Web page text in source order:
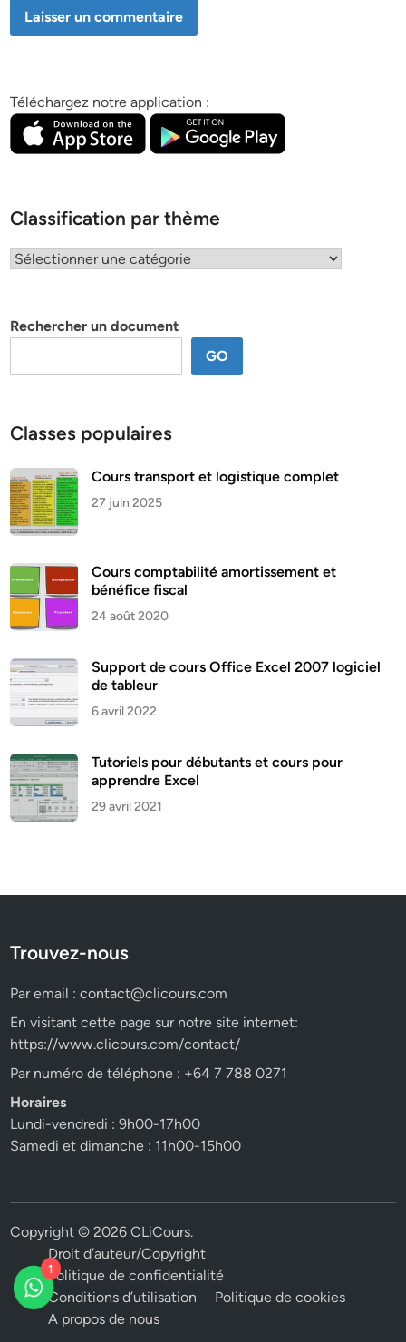
Téléchargez notre application :
Classification par thème
Classification
Rechercher un document
GO
Classes populaires
Cours transport et logistique complet
27 juin 2025
Cours comptabilité amortissement et
bénéfice fiscal
24 août 2020
Support de cours Office Excel 2007 logiciel
de tableur
6 avril 2022
Tutoriels pour débutants et cours pour
apprendre Excel
29 avril 2021
Trouvez-nous
Par email :contact@clicours.com
En visitant cette page sur notre site internet:
https://www.clicours.com/contact/
Par numéro de téléphone : +64 7 788 0271
Horaires
Lundi-vendredi : 9h00-17h00
Samedi et dimanche : 11h00-15h00
Copyright © 2026CLiCours.
Droit d’auteur/Copyright
Politique de confidentialité
Conditions d’utilisation
Politique de cookies
A propos de nous
1